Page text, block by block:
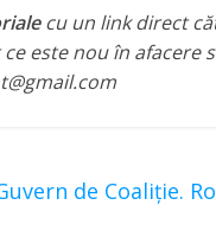
cu un link direct
este nou în afacere
de Coaliție.